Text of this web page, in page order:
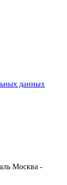
данных
Москва -